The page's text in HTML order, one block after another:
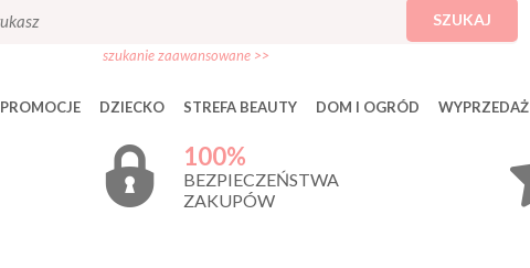
SZUKAJ
szukanie zaawansowane >>
PROMOCJE DZIECKO STREFA BEAUTY DOM I OGRÓD WYPRZEDAŻ
100%
BEZPIECZEŃSTWA
ZAKUPÓW